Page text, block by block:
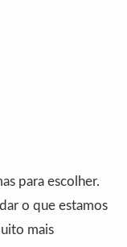
para escolher.
o que estamos
mais